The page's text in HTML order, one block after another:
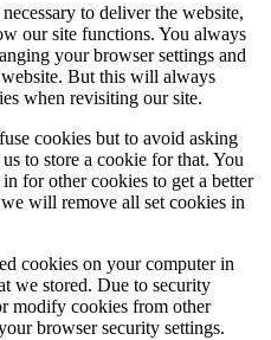
to deliver the website,
our site functions. You always
your browser settings and
But this will always
when revisiting our site.
cookies but to avoid asking
to store a cookie for that. You
for other cookies to get a better
will remove all set cookies in
cookies on your computer in
we stored. Due to security
modify cookies from other
browser security settings.